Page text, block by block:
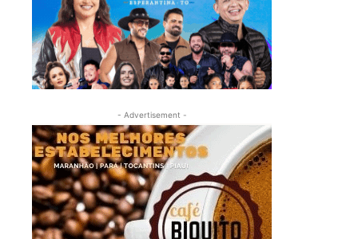
- Advertisement -